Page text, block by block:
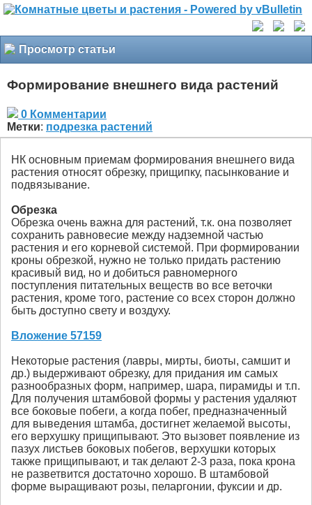
Просмотр статьи
Формирование внешнего вида растений
0 Комментарии
Метки: подрезка растений
НК основным приемам формирования внешнего вида
растения относят обрезку, прищипку, пасынкование и
подвязывание.
Обрезка
Обрезка очень важна для растений, т.к. она позволяет
сохранить равновесие между надземной частью
растения и его корневой системой. При формировании
кроны обрезкой, нужно не только придать растению
красивый вид, но и добиться равномерного
поступления питательных веществ во все веточки
растения, кроме того, растение со всех сторон должно
быть доступно свету и воздуху.
Вложение 57159
Некоторые растения (лавры, мирты, биоты, самшит и
др.) выдерживают обрезку, для придания им самых
разнообразных форм, например, шара, пирамиды и т.п.
Для получения штамбовой формы у растения удаляют
все боковые побеги, а когда побег, предназначенный
для выведения штамба, достигнет желаемой высоты,
его верхушку прищипывают. Это вызовет появление из
пазух листьев боковых побегов, верхушки которых
также прищипывают, и так делают 2-3 раза, пока крона
не разветвится достаточно хорошо. В штамбовой
форме выращивают розы, пеларгонии, фуксии и др.